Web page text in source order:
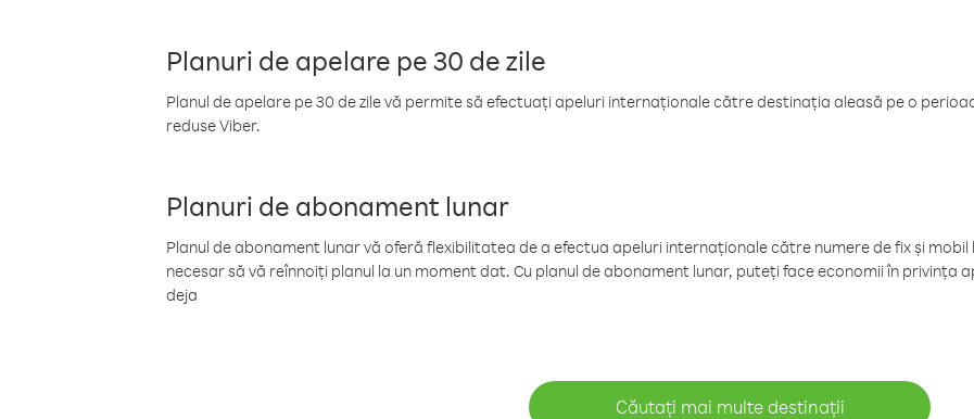
Planuri de apelare pe 30 de zile
Planul de apelare pe 30 de zile vă permite să efectuați apeluri internaționale către destinația aleasă pe o
reduse Viber.
Planuri de abonament lunar
Planul de abonament lunar vă oferă flexibilitatea de a efectua apeluri internaționale către numere de fix și
necesar să vă reînnoiți planul la un moment dat. Cu planul de abonament lunar, puteți face economii în privința
deja
Căutați mai multe destinații